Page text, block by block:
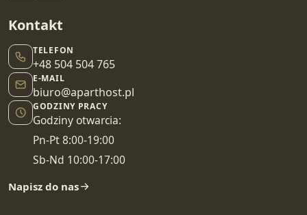
Kontakt
TELEFON
+48 504 504 765
E-MAIL
biuro@aparthost.pl
GODZINY PRACY
Godziny otwarcia:
Pn-Pt 8:00-19:00
Sb-Nd 10:00-17:00
Napisz do nas